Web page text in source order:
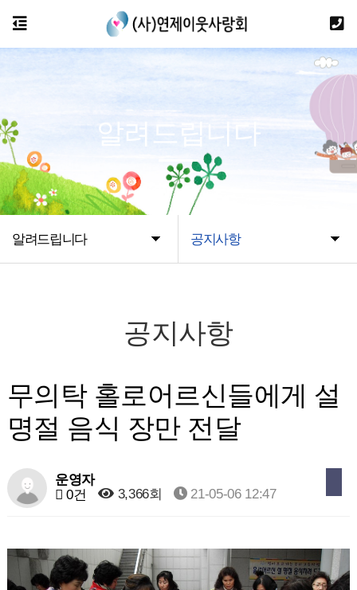
알려드립니다 공지사항
알려드립니다
공지사항
무의탁 홀로어르신들에게 설
명절 음식 장만 전달
운영자
0건
3,366회 21-05-06 12:47